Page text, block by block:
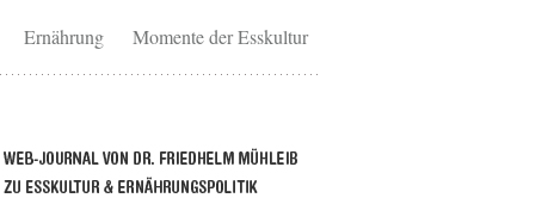
Ernährung Momente der Esskultur